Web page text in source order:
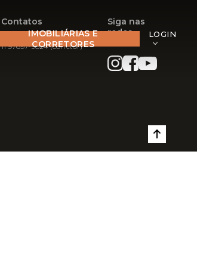
IMOBILIÁRIAS E
CORRETORES
LOGIN
Contatos
11 3063-5064 (recepção)
11 97697-9824 (corretor)
Siga nas
redes